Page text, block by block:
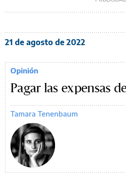
21 de agosto de 2022
Opinión
Pagar las expensas
Tamara Tenenbaum